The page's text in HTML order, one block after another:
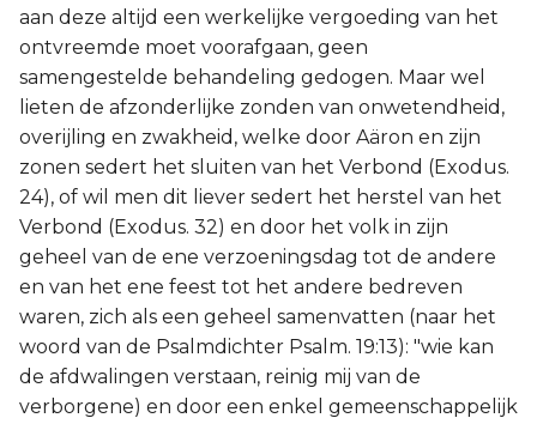
aan deze altijd een werkelijke vergoeding van het
ontvreemde moet voorafgaan, geen
samengestelde behandeling gedogen. Maar wel
lieten de afzonderlijke zonden van onwetendheid,
overijling en zwakheid, welke door Aäron en zijn
zonen sedert het sluiten van het Verbond (Exodus.
24), of wil men dit liever sedert het herstel van het
Verbond (Exodus. 32) en door het volk in zijn
geheel van de ene verzoeningsdag tot de andere
en van het ene feest tot het andere bedreven
waren, zich als een geheel samenvatten (naar het
woord van de Psalmdichter Psalm. 19:13): "wie kan
de afdwalingen verstaan, reinig mij van de
verborgene) en door een enkel gemeenschappelijk